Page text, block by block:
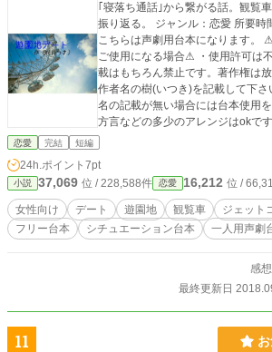
｢寝落ち通話｣から繋がる話。観覧
振り返る。 ジャンル：恋愛 所要時間：10分以内 男性一人 ◆
こちらは声劇用台本になります。
ご使用になる場合⚠ ・使用許可は
載はもちろん禁止です。著作権は
作者名の樹(いつき)を記載して下
名の記載が無い場合には台本使用
方言などの多少のアレンジはokで
本の世界観をぶち壊すようなアレ
点】をご覧下さい。
恋愛 完結 短編
24h.ポイント 7pt
小説 37,069 位 / 228,588件 恋愛 16,212 位 /
女性向け デート 遊園地 観覧車 ジェット
フリー台本
シチュエーション台本 一人用声劇
感
最終更新日
11